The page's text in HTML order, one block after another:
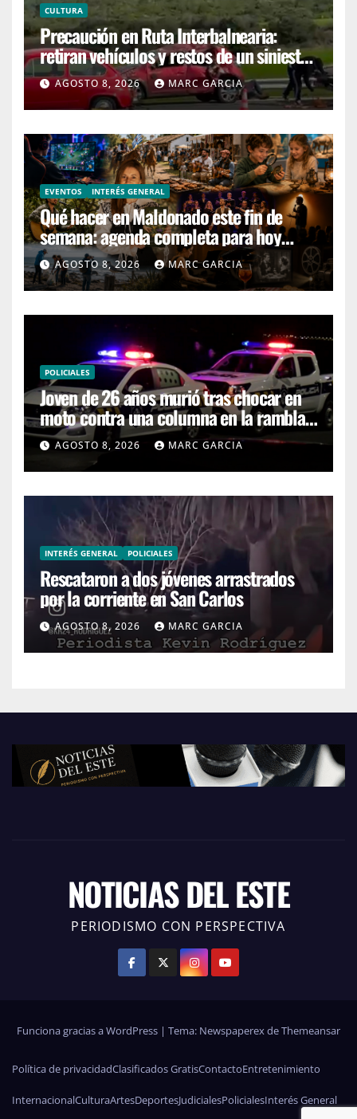
CULTURA
Precaución en Ruta Interbalnearia:
retiran vehículos y restos de un siniestro
en el kilómetro 99
AGOSTO 8, 2026 MARC GARCIA
EVENTOS INTERÉS GENERAL
Qué hacer en Maldonado este fin de
semana: agenda completa para hoy
sábado y mañana domingo
AGOSTO 8, 2026 MARC GARCIA
POLICIALES
Joven de 26 años murió tras chocar en
moto contra una columna en la rambla
Mansa
AGOSTO 8, 2026 MARC GARCIA
INTERÉS GENERAL POLICIALES
Rescataron a dos jóvenes arrastrados
por la corriente en San Carlos
AGOSTO 8, 2026 MARC GARCIA
NOTICIAS DEL ESTE
PERIODISMO CON PERSPECTIVA
Funciona gracias a WordPress | Tema: Newspaperex deThemeansar
Política de privacidadClasificados GratisContactoEntretenimiento
InternacionalCulturaArtesDeportesJudicialesPolicialesInterés General